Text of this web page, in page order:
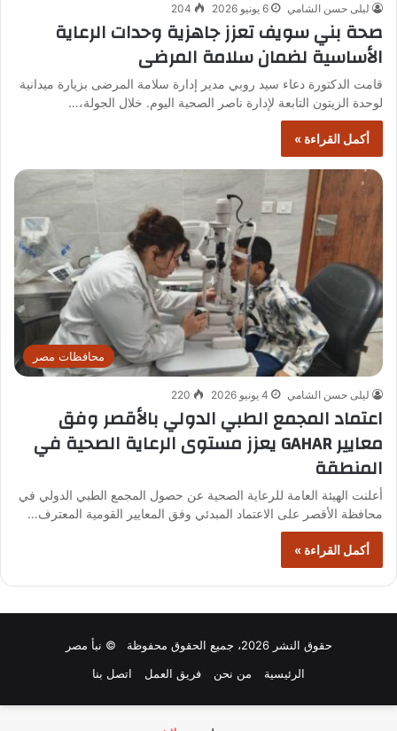
ليلى حسن الشامي 6 يونيو 2026 204
صحة بني سويف تعزز جاهزية وحدات الرعاية
الأساسية لضمان سلامة المرضى
قامت الدكتورة دعاء سيد روبي مدير إدارة سلامة المرضى بزيارة ميدانية
لوحدة الزيتون التابعة لإدارة ناصر الصحية اليوم. خلال الجولة،…
أكمل القراءة »
محافظات مصر
ليلى حسن الشامي 4 يونيو 2026 220
اعتماد المجمع الطبي الدولي بالأقصر وفق
معايير GAHAR يعزز مستوى الرعاية الصحية في
المنطقة
أعلنت الهيئة العامة للرعاية الصحية عن حصول المجمع الطبي الدولي في
محافظة الأقصر على الاعتماد المبدئي وفق المعايير القومية المعترف…
أكمل القراءة »
حقوق النشر 2026، جميع الحقوق محفوظة © نبأ مصر
الرئيسية
من نحن فريق العمل اتصل بنا